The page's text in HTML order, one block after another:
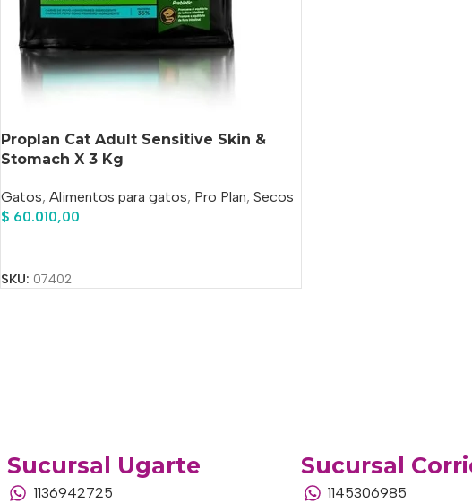
Proplan Cat Adult Sensitive Skin &
Stomach X 3 Kg
Gatos, Alimentos para gatos, Pro Plan, Secos
$ 60.010,00
SKU: 07402
Sucursal Ugarte
1136942725
Sucursal
1145306985